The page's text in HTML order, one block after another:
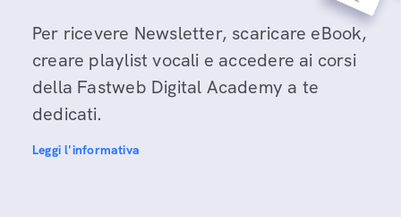
Per ricevere Newsletter, scaricare eBook,
creare playlist vocali e accedere ai corsi
della Fastweb Digital Academy a te
dedicati.
Leggi l'informativa